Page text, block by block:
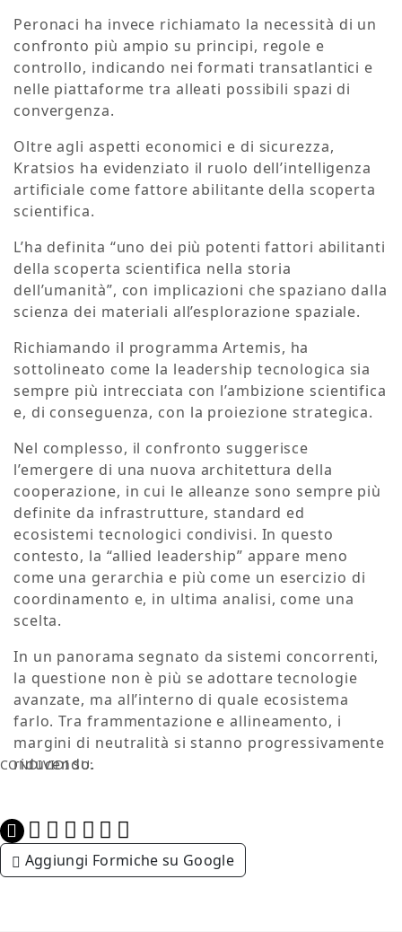
Peronaci ha invece richiamato la necessità di un
confronto più ampio su principi, regole e
controllo, indicando nei formati transatlantici e
nelle piattaforme tra alleati possibili spazi di
convergenza.
Oltre agli aspetti economici e di sicurezza,
Kratsios ha evidenziato il ruolo dell’intelligenza
artificiale come fattore abilitante della scoperta
scientifica.
L’ha definita “uno dei più potenti fattori abilitanti
della scoperta scientifica nella storia
dell’umanità”, con implicazioni che spaziano dalla
scienza dei materiali all’esplorazione spaziale.
Richiamando il programma Artemis, ha
sottolineato come la leadership tecnologica sia
sempre più intrecciata con l’ambizione scientifica
e, di conseguenza, con la proiezione strategica.
Nel complesso, il confronto suggerisce
l’emergere di una nuova architettura della
cooperazione, in cui le alleanze sono sempre più
definite da infrastrutture, standard ed
ecosistemi tecnologici condivisi. In questo
contesto, la “allied leadership” appare meno
come una gerarchia e più come un esercizio di
coordinamento e, in ultima analisi, come una
scelta.
In un panorama segnato da sistemi concorrenti,
la questione non è più se adottare tecnologie
avanzate, ma all’interno di quale ecosistema
farlo. Tra frammentazione e allineamento, i
margini di neutralità si stanno progressivamente
riducendo.
CONDIVIDI SU:
Aggiungi Formiche su Google